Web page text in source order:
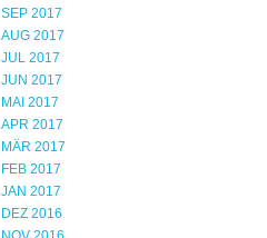
SEP 2017
AUG 2017
JUL 2017
JUN 2017
MAI 2017
APR 2017
MÄR 2017
FEB 2017
JAN 2017
DEZ 2016